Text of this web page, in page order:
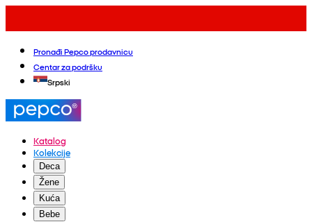
Pronađi Pepco prodavnicu
Centar za podršku
Srpski
Katalog
Kolekcije
Deca
Žene
Kuća
Bebe